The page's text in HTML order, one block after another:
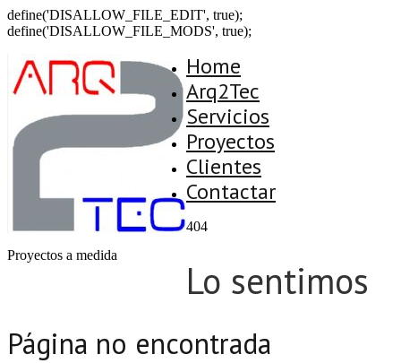
define('DISALLOW_FILE_EDIT', true);
define('DISALLOW_FILE_MODS', true);
Proyectos a medida
Home
Arq2Tec
Servicios
Proyectos
Clientes
Contactar
404
Lo sentimos
Página no encontrada